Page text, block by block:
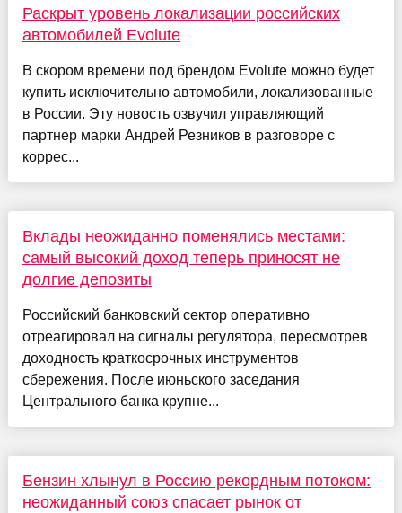
Раскрыт уровень локализации российских
автомобилей Evolute
В скором времени под брендом Evolute можно будет
купить исключительно автомобили, локализованные
в России. Эту новость озвучил управляющий
партнер марки Андрей Резников в разговоре с
коррес...
Вклады неожиданно поменялись местами:
самый высокий доход теперь приносят не
долгие депозиты
Российский банковский сектор оперативно
отреагировал на сигналы регулятора, пересмотрев
доходность краткосрочных инструментов
сбережения. После июньского заседания
Центрального банка крупне...
Бензин хлынул в Россию рекордным потоком:
неожиданный союз спасает рынок от